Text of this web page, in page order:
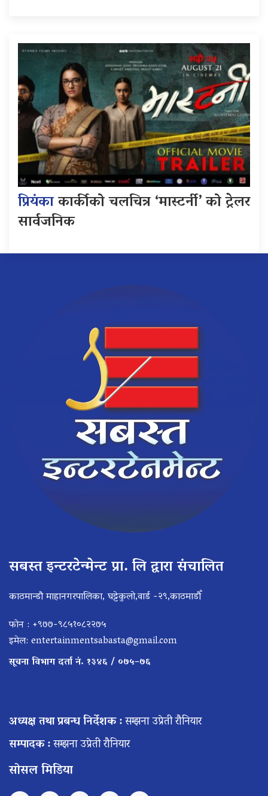
प्रियंकाकार्कीको चलचित्र ‘मास्टर्नी’ को ट्रेलर
सार्वजनिक
सबस्त इन्टरटेन्मेन्ट प्रा. लि द्वारा संचालित
काठमान्डौ माहानगरपालिका, घट्टेकुलो,वार्ड -२९,काठमाडौँ
फोन : +९७७-९८५१०८२२७५
इमेल: entertainmentsabasta@gmail.com
सूचना विभाग दर्ता नं. १३४६ / ०७५–७६
अध्यक्ष तथा प्रबन्ध निर्देशक :सम्झना उप्रेती रौनियार
सम्पादक :सम्झना उप्रेती रौनियार
सोसल मिडिया